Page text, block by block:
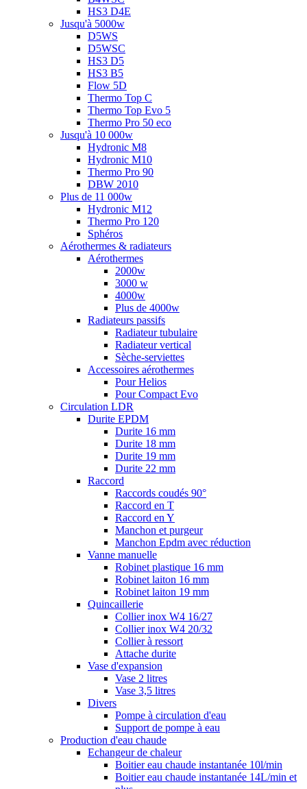
HS3 D4E
Jusqu'à 5000w
D5WS
D5WSC
HS3 D5
HS3 B5
Flow 5D
Thermo Top C
Thermo Top Evo 5
Thermo Pro 50 eco
Jusqu'à 10 000w
Hydronic M8
Hydronic M10
Thermo Pro 90
DBW 2010
Plus de 11 000w
Hydronic M12
Thermo Pro 120
Sphéros
Aérothermes & radiateurs
Aérothermes
2000w
3000 w
4000w
Plus de 4000w
Radiateurs passifs
Radiateur tubulaire
Radiateur vertical
Sèche-serviettes
Accessoires aérothermes
Pour Helios
Pour Compact Evo
Circulation LDR
Durite EPDM
Durite 16 mm
Durite 18 mm
Durite 19 mm
Durite 22 mm
Raccord
Raccords coudés 90°
Raccord en T
Raccord en Y
Manchon et purgeur
Manchon Epdm avec réduction
Vanne manuelle
Robinet plastique 16 mm
Robinet laiton 16 mm
Robinet laiton 19 mm
Quincaillerie
Collier inox W4 16/27
Collier inox W4 20/32
Collier à ressort
Attache durite
Vase d'expansion
Vase 2 litres
Vase 3,5 litres
Divers
Pompe à circulation d'eau
Support de pompe à eau
Production d'eau chaude
Echangeur de chaleur
Boitier eau chaude instantanée 10l/min
Boitier eau chaude instantanée 14L/min et